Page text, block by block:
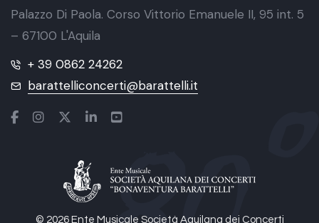
© 2026 Ente Musicale Società Aquilana dei Concerti
Palazzo Di Paola. Corso Vittorio Emanuele II, 95 int. 5
– 67100 L'Aquila
+ 39 0862 24262
barattelliconcerti@barattelli.it